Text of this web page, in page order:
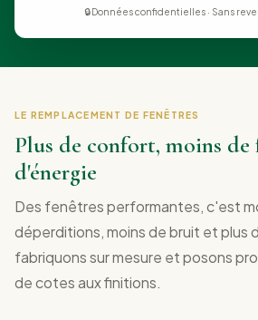
🔒 Données confidentielles · Sans
LE REMPLACEMENT DE FENÊTRES
Plus de confort, moins de
d'énergie
Des fenêtres performantes, c'est
déperditions, moins de bruit et plus
fabriquons sur mesure et posons
de cotes aux finitions.